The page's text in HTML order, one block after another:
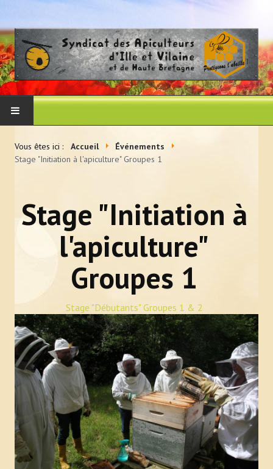
Les membres du CA
Adhérer au syndicat
La presse en parle
NOS ACTIONS
Achats mutualisés & Services
Activités artistiques et gustatives
Animation et sensibilisation
LE RUCHER-ÉCOLE
Historique et objectifs du rucher-école
Vous êtes ici : Accueil
Événements
Stage "Initiation à l'apiculture" Groupes 1
Stage "Initiation à
l'apiculture"
Groupes 1
Stage "Débutants" Groupes 1 & 2